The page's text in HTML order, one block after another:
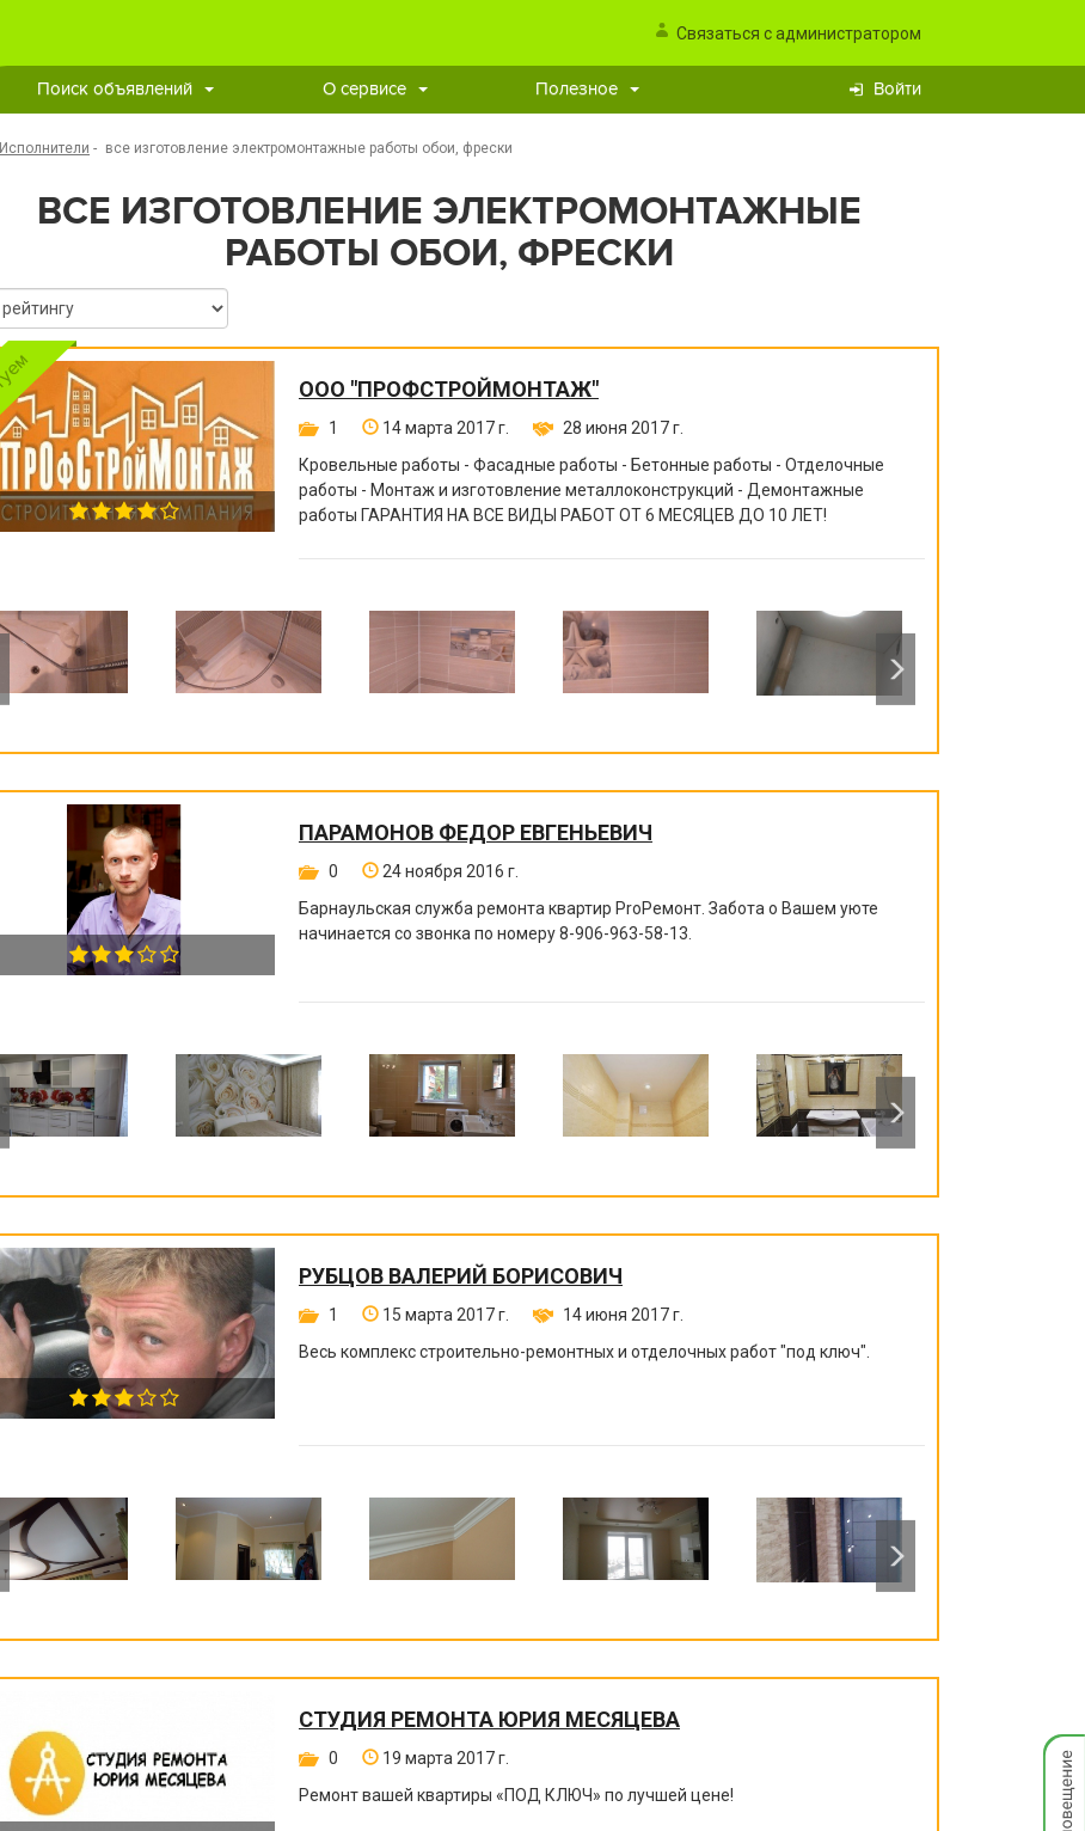
Связаться с администратором
Поиск объявлений О сервисе Полезное Войти
Исполнители - все изготовление электромонтажные работы обои, фрески
ВСЕ ИЗГОТОВЛЕНИЕ ЭЛЕКТРОМОНТАЖНЫЕ
РАБОТЫ ОБОИ, ФРЕСКИ
ООО "ПРОФСТРОЙМОНТАЖ"
1 14 марта 2017 г.
28 июня 2017 г.
Кровельные работы - Фасадные работы - Бетонные работы - Отделочные
работы - Монтаж и изготовление металлоконструкций - Демонтажные
работы ГАРАНТИЯ НА ВСЕ ВИДЫ РАБОТ ОТ 6 МЕСЯЦЕВ ДО 10 ЛЕТ!
ПАРАМОНОВ ФЕДОР ЕВГЕНЬЕВИЧ
0
24 ноября 2016 г.
Барнаульская служба ремонта квартир ProРемонт. Забота о Вашем уюте
начинается со звонка по номеру8-906-963-58-13
РУБЦОВ ВАЛЕРИЙ БОРИСОВИЧ
1 15 марта 2017 г.
14 июня 2017 г.
Весь комплекс строительно-ремонтных и отделочных работ "под ключ".
СТУДИЯ РЕМОНТА ЮРИЯ МЕСЯЦЕВА
0
19 марта 2017 г.
Ремонт вашей квартиры «ПОД КЛЮЧ» по лучшей цене!